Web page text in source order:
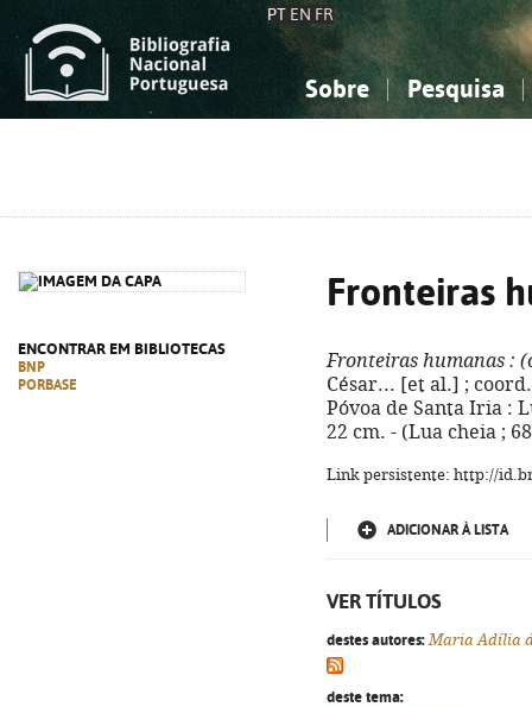
PT EN FR
Sobre Pesquisa
ENCONTRAR EM BIBLIOTECAS
BNP
PORBASE
Fronteiras
Fronteiras humanas :
César... [et al.] ;
Póvoa de Santa Iria :
22 cm. - (Lua cheia ;
Link persistente: http://
ADICIONAR À LISTA
VER TÍTULOS
destes autores: Maria Adília
deste tema: